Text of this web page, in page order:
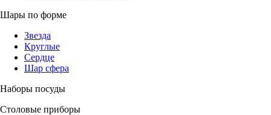
Шары по форме
Звезда
Круглые
Сердце
Шар сфера
Наборы посуды
Столовые приборы